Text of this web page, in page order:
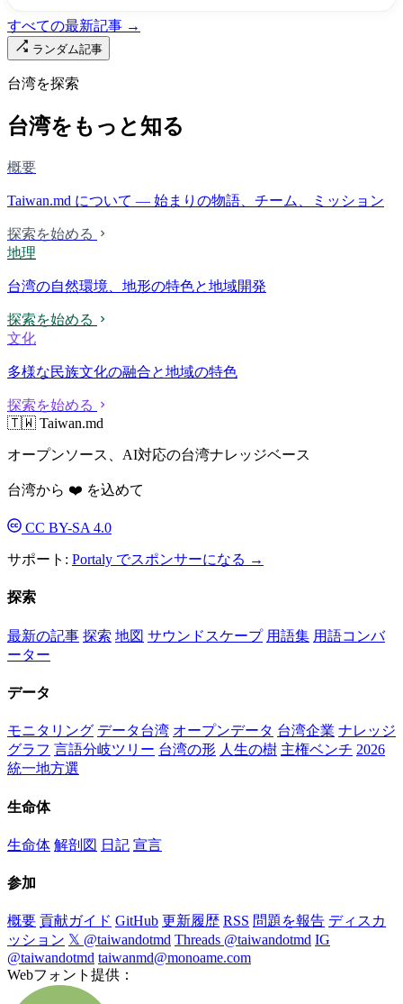
すべての最新記事 →
ランダム記事
台湾を探索
台湾をもっと知る
概要
Taiwan.md について — 始まりの物語、チーム、ミッション
探索を始める
地理
台湾の自然環境、地形の特色と地域開発
探索を始める
文化
多様な民族文化の融合と地域の特色
探索を始める
🇹🇼 Taiwan.md
オープンソース、AI対応の台湾ナレッジベース
台湾から ❤️ を込めて
CC BY-SA 4.0
サポート: Portaly でスポンサーになる →
探索
最新の記事 探索 地図 サウンドスケープ 用語集 用語コンバ
ーター
データ
モニタリング データ台湾 オープンデータ 台湾企業 ナレッジ
グラフ 言語分岐ツリー 台湾の形 人生の樹 主権ベンチ 2026
統一地方選
生命体
生命体 解剖図 日記 宣言
参加
概要 貢献ガイド GitHub 更新履歴 RSS 問題を報告 ディスカ
ッション 𝕏 @taiwandotmd Threads @taiwandotmd IG
@taiwandotmd taiwanmd@monoame.com
Webフォント提供：